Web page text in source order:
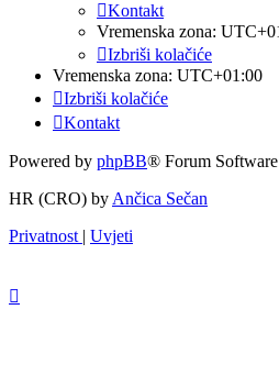
Kontakt
Vremenska zona:
Izbriši kolačiće
Vremenska zona: UTC+01:00
Izbriši kolačiće
Kontakt
Powered by phpBB® Forum
HR (CRO) by Ančica Sečan
Privatnost | Uvjeti